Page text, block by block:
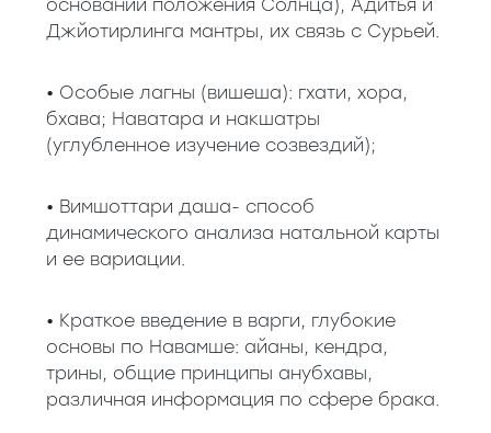
основании положения Солнца), Адитья и
Джйотирлинга мантры, их связь с Сурьей.
• Особые лагны (вишеша): гхати, хора,
бхава; Наватара и накшатры
(углубленное изучение созвездий);
• Вимшоттари даша- способ
динамического анализа натальной карты
и ее вариации.
• Краткое введение в варги, глубокие
основы по Навамше: айаны, кендра,
трины, общие принципы анубхавы,
различная информация по сфере брака.